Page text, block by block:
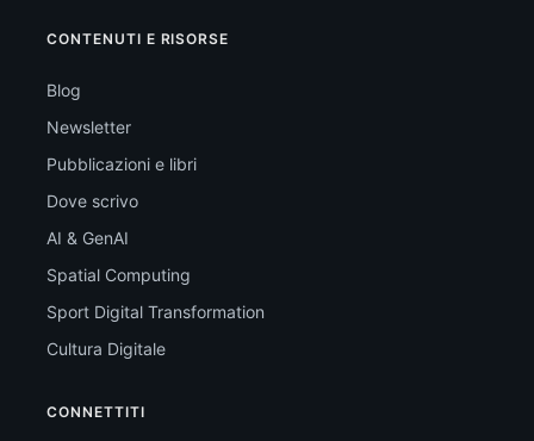
CONTENUTI E RISORSE
Blog
Newsletter
Pubblicazioni e libri
Dove scrivo
AI & GenAI
Spatial Computing
Sport Digital Transformation
Cultura Digitale
CONNETTITI